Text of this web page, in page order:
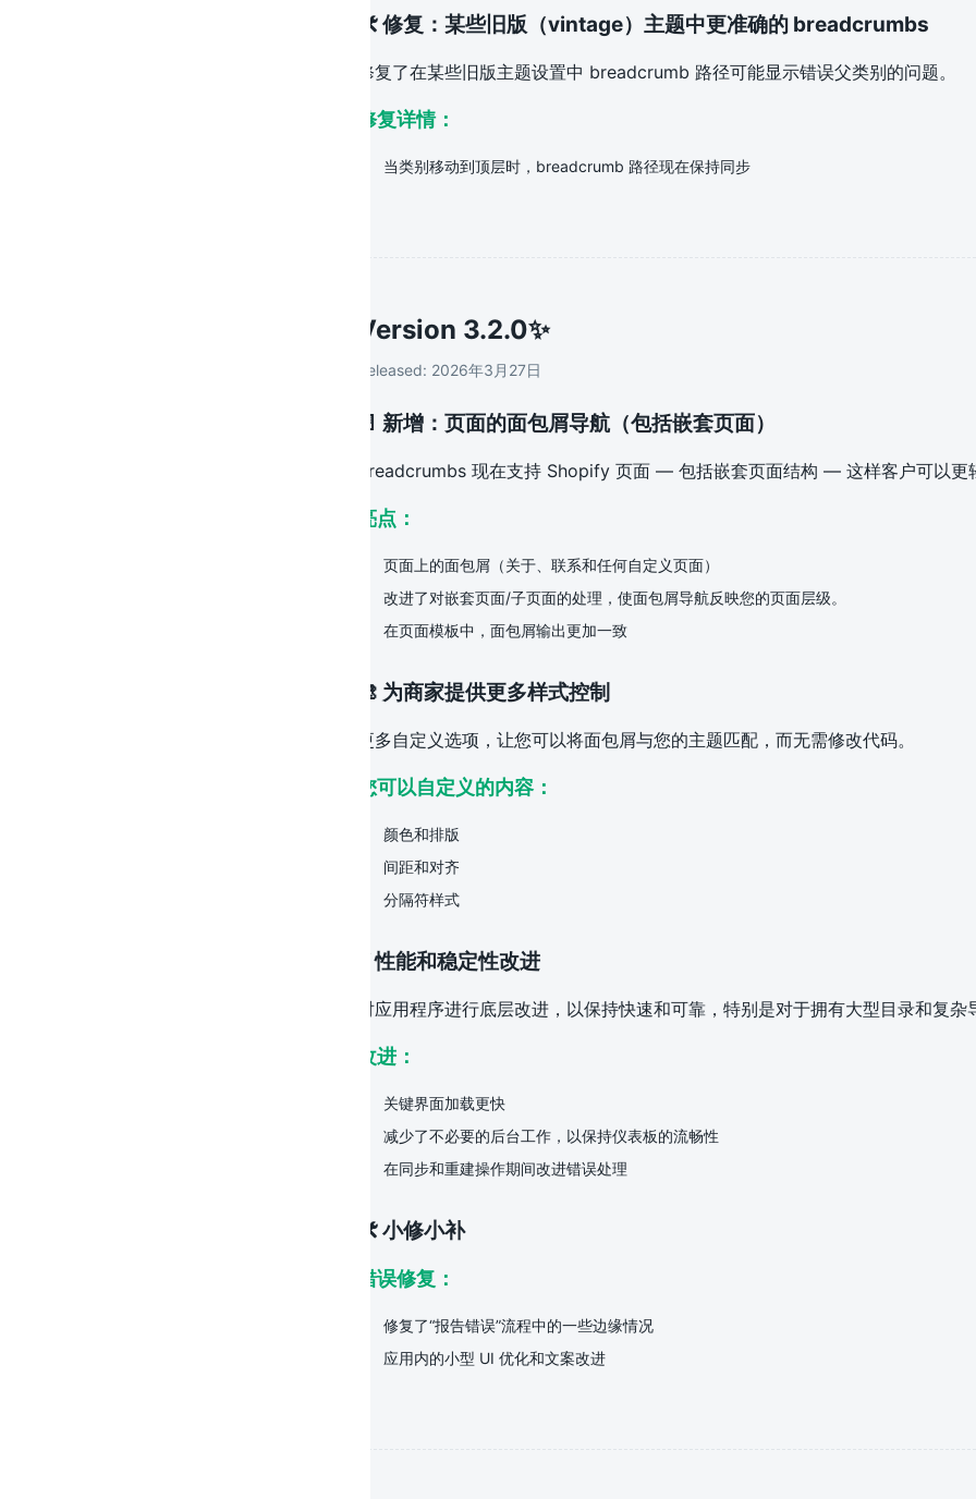
🛠️ 修复：某些旧版（vintage）主题中更准确的 breadcrumbs
修复了在某些旧版主题设置中 breadcrumb 路径可能显示错误父类别的问题。
修复详情：
当类别移动到顶层时，breadcrumb 路径现在保持同步
Version 3.2.0✨
Released: 2026年3月27日
📄 新增：页面的面包屑导航（包括嵌套页面）
Breadcrumbs 现在支持 Shopify 页面 — 包括嵌套页面结构 — 这样客户可以更
亮点：
页面上的面包屑（关于、联系和任何自定义页面）
改进了对嵌套页面/子页面的处理，使面包屑导航反映您的页面层级。
在页面模板中，面包屑输出更加一致
🎨 为商家提供更多样式控制
更多自定义选项，让您可以将面包屑与您的主题匹配，而无需修改代码。
您可以自定义的内容：
颜色和排版
间距和对齐
分隔符样式
⚡️ 性能和稳定性改进
对应用程序进行底层改进，以保持快速和可靠，特别是对于拥有大型目录和复杂
改进：
关键界面加载更快
减少了不必要的后台工作，以保持仪表板的流畅性
在同步和重建操作期间改进错误处理
🛠️ 小修小补
错误修复：
修复了“报告错误”流程中的一些边缘情况
应用内的小型 UI 优化和文案改进